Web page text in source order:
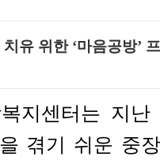
유 위한 ‘마음공방’
지센터는 지
겪기 쉬운 중